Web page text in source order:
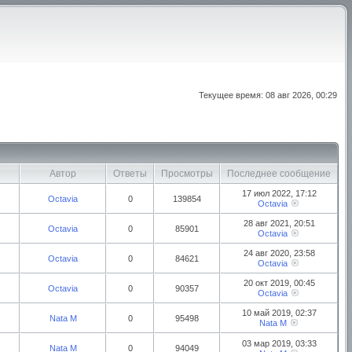
Текущее время: 08 авг 2026, 00:29
Автор Ответы Просмотры Последнее сообщение
Octavia 0 139854
17 июл 2022, 17:12
Octavia
Octavia 0 85901
28 авг 2021, 20:51
Octavia
Octavia 0 84621
24 авг 2020, 23:58
Octavia
Octavia 0 90357
20 окт 2019, 00:45
Octavia
Nata M 0 95498
10 май 2019, 02:37
Nata M
Nata M 0 94049
03 мар 2019, 03:33